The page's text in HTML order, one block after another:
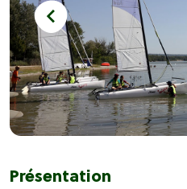
Présentation